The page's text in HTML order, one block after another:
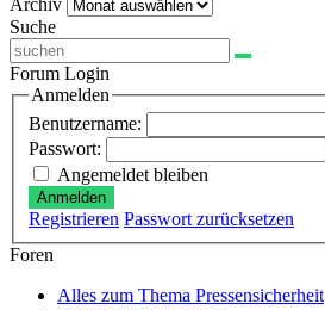
Suche
Forum Login
Anmelden
Benutzername:
Passwort:
Angemeldet bleiben
Anmelden
Registrieren Passwort zurücksetzen
Foren
Alles zum Thema Pressensicherheit